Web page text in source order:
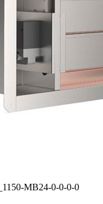
MB24-0-0-0-0